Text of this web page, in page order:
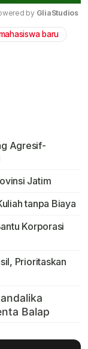
Mute
by GliaStudios
baru
Agresif-
Jatim
tanpa Biaya
Korporasi
Prioritaskan